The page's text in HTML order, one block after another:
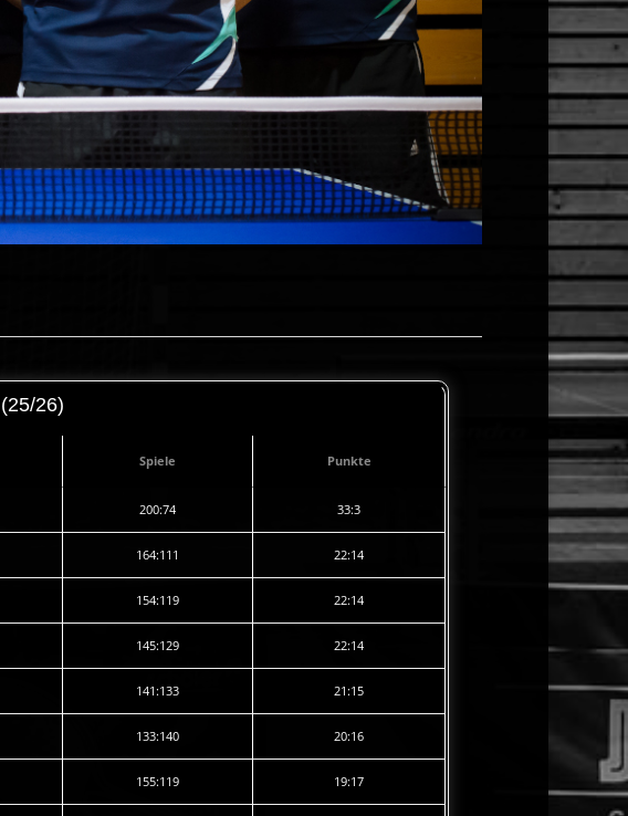
26)
Spiele Punkte
200:74 33:3
164:111 22:14
154:119 22:14
145:129 22:14
141:133 21:15
133:140 20:16
155:119 19:17